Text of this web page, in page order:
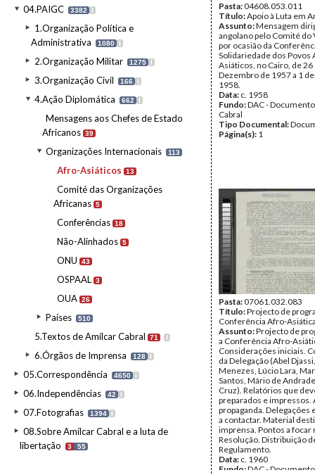
04.PAIGC 3382 I
1.Organização Política e
Administrativa
1080 I
2.Organização Militar 1275 I
3.Organização Civil 166 I
4.Ação Diplomática 662 I
Mensagens aos Chefes de Estado
Africanos 39
Organizações Internacionais 113
Afro-Asiáticos 13
Comité das Organizações
Africanas 5
Conferências 18
Não-Alinhados 5
ONU 43
OSPAAL 3
OUA 26
Países 510
5.Textos de Amílcar Cabral 71 I
6.Órgãos de Imprensa 128 I
05.Correspondência 4650 I
06.Independências 42 I
07.Fotografias 1394 I
08.Sobre Amílcar Cabral e a luta de
libertação
3 55
Pasta:04608.053.011
Título:Apoio à Luta em
Assunto:Mensagem
angolano pelo Comité do
por ocasião da
Solidariedade dos Povos
Asiáticos, no Cairo, de 26
Dezembro de 1957 a 1
1958.
Data: c. 1958
Fundo:DAC -
Cabral
Tipo Documental:
Página(s): 1
Pasta:07061.032.083
Título:Projecto de
Conferência Afro-
Assunto:Projecto de
a Conferência Afro-
Considerações iniciais.
da Delegação (Abel
Menezes, Lúcio Lara,
Santos, Mário de
Cruz). Relatórios que
preparados e impressos.
propaganda. Delegações
a contactar. Material
imprensa. Pontos a focar
Resolução. Distribuição
Regulamento.
Data: c. 1960
Fundo:DAC -